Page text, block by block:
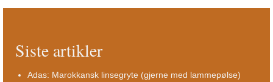
Siste artikler
Adas: Marokkansk linsegryte (gjerne med lammepølse)